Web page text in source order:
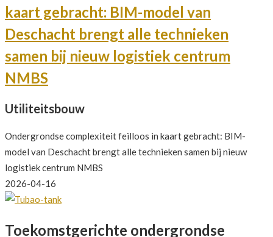
kaart gebracht: BIM-model van
Deschacht brengt alle technieken
samen bij nieuw logistiek centrum
NMBS
Utiliteitsbouw
Ondergrondse complexiteit feilloos in kaart gebracht: BIM-
model van Deschacht brengt alle technieken samen bij nieuw
logistiek centrum NMBS
2026-04-16
Toekomstgerichte ondergrondse